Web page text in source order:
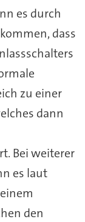
es durch
dass
zu einer
dann
Bei weiterer
es laut
den